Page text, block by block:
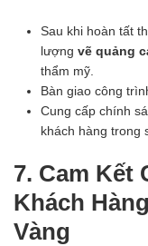
Sau khi hoàn tất
lượng vẽ quảng
thẩm mỹ.
Bàn giao công
Cung cấp chính
khách hàng trong
7. Cam Kết
Khách
Vàng